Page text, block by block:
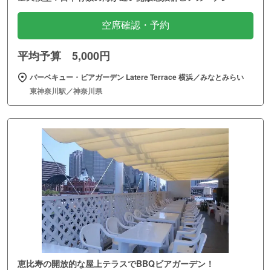
空席確認・予約
平均予算 5,000円
バーベキュー・ビアガーデン Latere Terrace 横浜／みなとみらい
東神奈川駅／神奈川県
恵比寿の開放的な屋上テラスでBBQビアガーデン！